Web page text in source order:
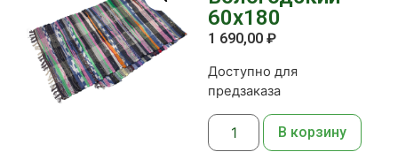
60х180
1 690,00 ₽
Доступно для
предзаказа
В корзину